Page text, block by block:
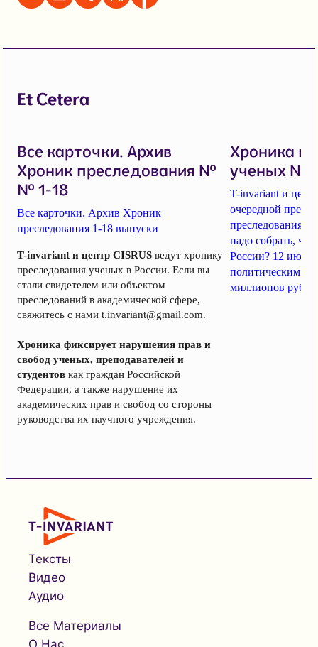
Et Cetera
Все карточки. Архив
Хроник преследования №
№ 1-18
Все карточки. Архив Хроник
преследования 1-18 выпуски
T-invariant и центр CISRUS ведут хронику
преследования ученых в России. Если вы
стали свидетелем или объектом
преследований в академической сфере,
свяжитесь с нами t.invariant@gmail.com.
Хроника фиксирует нарушения прав и
свобод ученых, преподавателей и
студентов как граждан Российской
Федерации, а также нарушение их
академических прав и свобод со стороны
руководства их научного учреждения.
Хроника
ученых №
T-invariant и
очередной
преследования
надо собрать,
России? 12
политическим
миллионов
Тексты
Видео
Аудио
Все Материалы